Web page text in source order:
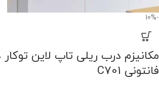
-10%
مکانیزم درب ریلی تاپ لاین
فانتونی C701